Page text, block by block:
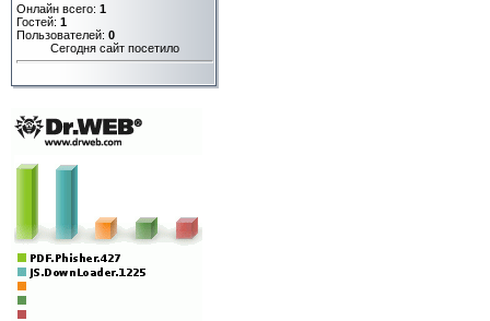
Онлайн всего: 1
Гостей: 1
Пользователей: 0
Сегодня сайт посетило